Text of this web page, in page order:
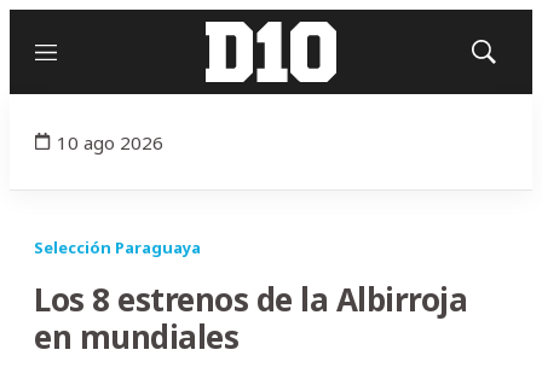
Menú
Mostrar
10 ago 2026
Selección Paraguaya
Los 8 estrenos de la Albirroja
en mundiales